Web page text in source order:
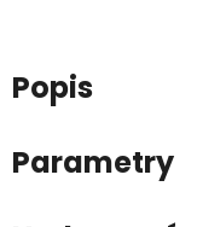
Popis
Parametry